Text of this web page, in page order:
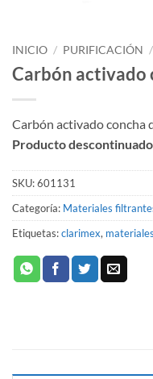
INICIO / PURIFICACIÓN /
Carbón activado
Carbón activado concha
Producto
SKU:601131
Categoría: Materiales
Etiquetas:clarimex,